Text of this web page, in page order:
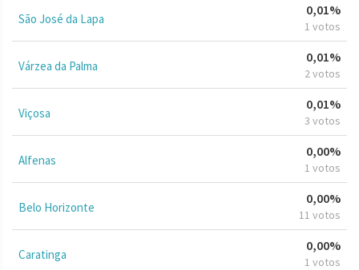
São José da Lapa
0,01%
1 votos
Várzea da Palma
0,01%
2 votos
Viçosa
0,01%
3 votos
Alfenas
0,00%
1 votos
Belo Horizonte
0,00%
11 votos
Caratinga
0,00%
1 votos